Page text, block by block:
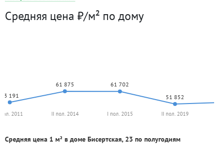
Средняя цена ₽/м² по дому
53 191
61 875 61 702
51 852
2011 II пол. 2014 I пол. 2015 II пол. 2019
Средняя цена 1 м² в доме Бисертская, 23 по полугодиям